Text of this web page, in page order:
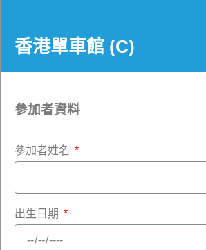
香港單車館 (C)
參加者資料
參加者姓名
出生日期